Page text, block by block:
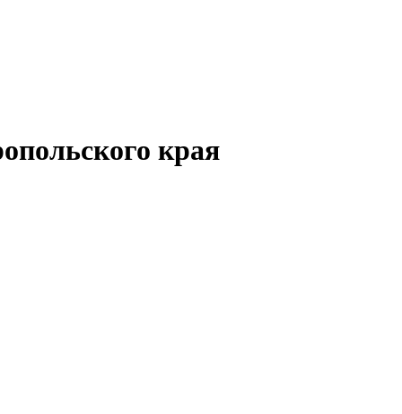
края